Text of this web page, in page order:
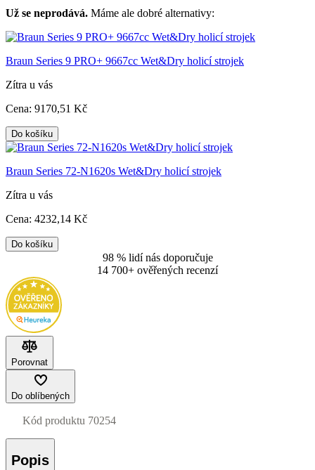
Už se neprodává. Máme ale dobré alternativy:
Braun Series 9 PRO+ 9667cc Wet&Dry holicí strojek
Zítra u vás
Cena: 9170,51 Kč
Do košíku
Braun Series 72-N1620s Wet&Dry holicí strojek
Zítra u vás
Cena: 4232,14 Kč
Do košíku
98 % lidí nás doporučuje
14 700+ ověřených recenzí
Porovnat
Do oblíbených
Kód produktu 70254
Popis